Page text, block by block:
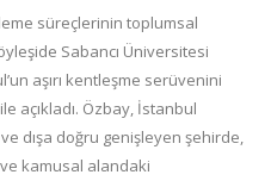
süreçlerinin toplumsal
Sabancı Üniversitesi
aşırı kentleşme serüvenini
açıkladı. Özbay, İstanbul
dışa doğru genişleyen şehirde,
ve kamusal alandaki